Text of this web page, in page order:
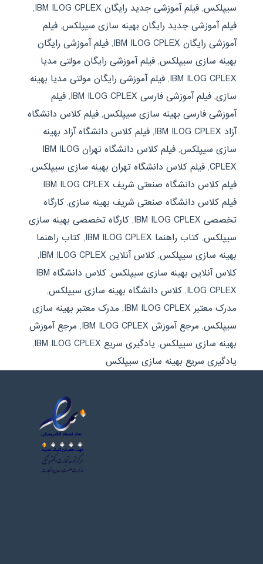
سیپلکس, فیلم آموزشی جدید رایگان IBM ILOG CPLEX
,
فیلم آموزشی جدید رایگان بهینه سازی سیپلکس, فیلم
آموزشی رایگان IBM ILOG CPLEX
, فیلم آموزشی رایگان
بهینه سازی سیپلکس, فیلم آموزشی رایگان مولتی مدیا
IBM ILOG CPLEX
, فیلم آموزشی رایگان مولتی مدیا بهینه
سازی, فیلم آموزشی فارسی IBM ILOG CPLEX , فیلم
آموزشی فارسی بهینه سازی سیپلکس, فیلم کلاس دانشگاه
آزاد IBM ILOG CPLEX
, فیلم کلاس دانشگاه آزاد بهینه
سازی سیپلکس,
فیلم کلاس دانشگاه تهران IBM ILOG
CPLEX
, فیلم کلاس دانشگاه تهران بهینه سازی سیپلکس,
فیلم کلاس دانشگاه صنعتی شریف IBM ILOG CPLEX
,
فیلم کلاس دانشگاه صنعتی شریف بهینه سازی, کارگاه
تخصصی IBM ILOG CPLEX
, کارگاه تخصصی بهینه سازی
سیپلکس, کتاب راهنما IBM ILOG CPLEX , کتاب راهنما
بهینه سازی سیپلکس, کلاس آنلاین IBM ILOG CPLEX
,
کلاس آنلاین بهینه سازی سیپلکس,
کلاس دانشگاه IBM
ILOG CPLEX
, کلاس دانشگاه بهینه سازی سیپلکس,
مدرک معتبر IBM ILOG CPLEX
, مدرک معتبر بهینه سازی
سیپلکس, مرجع آموزش IBM ILOG CPLEX , مرجع آموزش
بهینه سازی سیپلکس, یادگیری سریع IBM ILOG CPLEX
,
یادگیری سریع بهینه سازی سیپلکس